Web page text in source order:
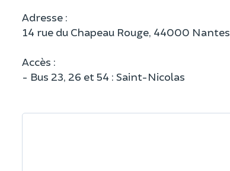
Adresse :
14 rue du Chapeau Rouge, 44000 Nantes
Accès :
- Bus 23, 26 et 54 : Saint-Nicolas